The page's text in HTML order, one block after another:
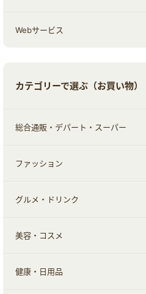
車情報・カーシェア・レンタル
ゲーム・趣味
すべて見る
Webサービス
カテゴリーで選ぶ（お買い物）
総合通販・デパート・スーパー
すべて見る
総合通販
デパート・スーパー
ファッション
すべて見る
ファッション
インナー・下着
グルメ・ドリンク
すべて見る
グルメ
美容・コスメ
すべて見る
健康・日用品